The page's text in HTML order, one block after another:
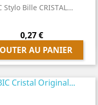
Stylo Bille CRISTAL...
Prix
0,27 €
AU PANIER
 Aperçu rapide